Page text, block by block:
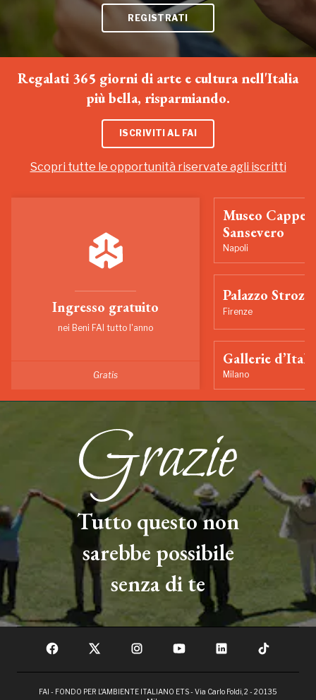
REGISTRATI
Regalati 365 giorni di arte e cultura nell'Italia
più bella, risparmiando.
ISCRIVITI AL FAI
Scopri tutte le opportunità riservate agli iscritti
Ingresso gratuito
nei Beni FAI tutto l'anno
Gratis
Museo
Sansevero
Napoli
Palazzo Strozzi
Firenze
Gallerie
Milano
Tutto questo non
sarebbe possibile
senza di te
FAI - FONDO PER L'AMBIENTE ITALIANO ETS - Via Carlo Foldi, 2 - 20135